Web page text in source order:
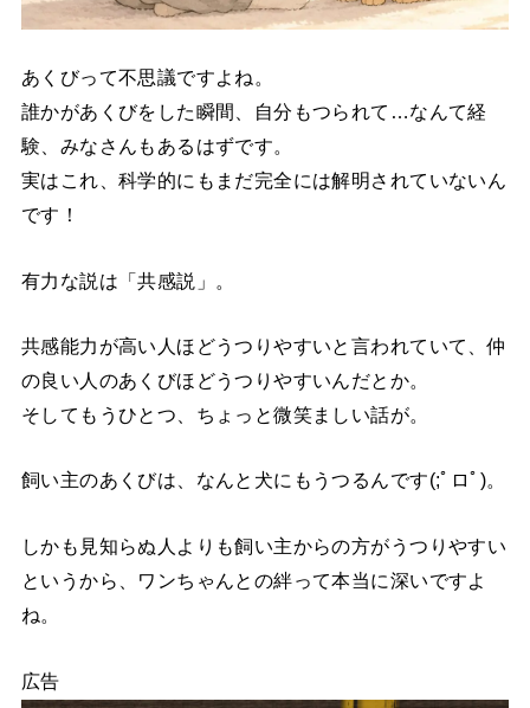
あくびって不思議ですよね。
誰かがあくびをした瞬間、自分もつられて…なんて経
験、みなさんもあるはずです。
実はこれ、科学的にもまだ完全には解明されていないん
です！
有力な説は「共感説」。
共感能力が高い人ほどうつりやすいと言われていて、仲
の良い人のあくびほどうつりやすいんだとか。
そしてもうひとつ、ちょっと微笑ましい話が。
飼い主のあくびは、なんと犬にもうつるんです(;ﾟロﾟ)。
しかも見知らぬ人よりも飼い主からの方がうつりやすい
というから、ワンちゃんとの絆って本当に深いですよ
ね。
広告